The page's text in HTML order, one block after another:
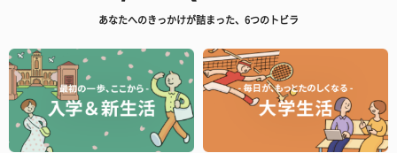
あなたへのきっかけが詰まった、6つのトビラ